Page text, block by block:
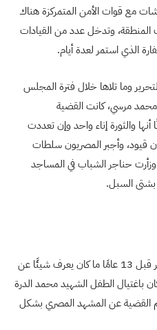
مع قوات الأمن المتمركزة هناك
المنطقة، وتدخل عدد من القيادات
الذي استمر لعدة أيام.
الـ18 في ميدان التحرير وما تلاها خلال فترة المجلس
مرسي، كانت القضية
أنها والثورة إناء واحد وإن تعددت
قيود، وأجبر المصريون سلطات
حناجر الشباب في المساجد
بشتى السبل.
جزء كبير من الجيل الذي شارك في يناير قبل 13 عامًا ما كان يعرف شيئًا عن
باغتيال الطفل الشهيد محمد الدرة
زخم القضية عن المشهد المصري بشكل